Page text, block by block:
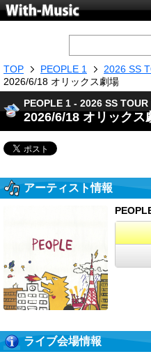
TOP PEOPLE 1
2026 SS
2026/6/18 オリックス劇場
PEOPLE 1 - 2026 SS TOUR
2026/6/18 オリックス
アーティスト情報
ライブ会場情報